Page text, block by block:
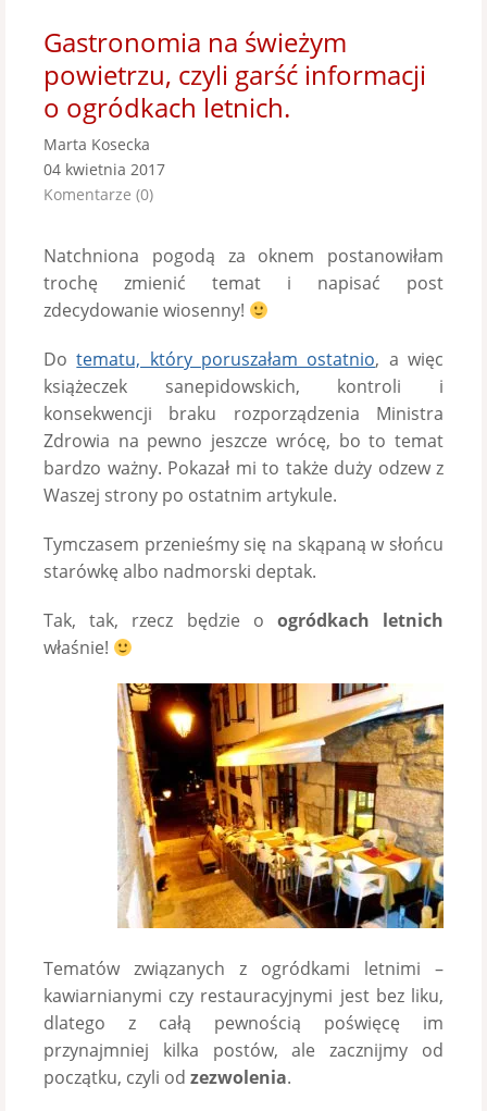
Gastronomia na świeżym
powietrzu, czyli garść informacji
o ogródkach letnich.
Marta Kosecka
04 kwietnia 2017
Komentarze (0)
Natchniona pogodą za oknem postanowiłam
trochę zmienić temat i napisać post
zdecydowanie wiosenny!
Dotematu, który poruszałam ostatnio, a więc
książeczek sanepidowskich, kontroli i
konsekwencji braku rozporządzenia Ministra
Zdrowia na pewno jeszcze wrócę, bo to temat
bardzo ważny. Pokazał mi to także duży odzew z
Waszej strony po ostatnim artykule.
Tymczasem przenieśmy się na skąpaną w słońcu
starówkę albo nadmorski deptak.
Tak, tak, rzecz będzie o ogródkach letnich
właśnie!
Tematów związanych z ogródkami letnimi –
kawiarnianymi czy restauracyjnymi jest bez liku,
dlatego z całą pewnością poświęcę im
przynajmniej kilka postów, ale zacznijmy od
początku, czyli od zezwolenia.